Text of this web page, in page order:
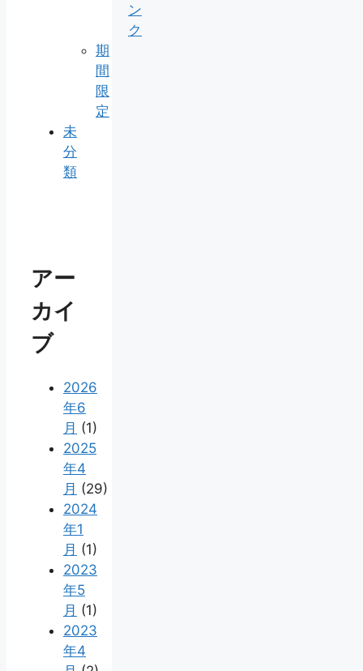
ン
ク
期
間
限
定
未
分
類
アー
カイ
ブ
2026
年6
月 (1)
2025
年4
月 (29)
2024
年1
月 (1)
2023
年5
月 (1)
2023
年4